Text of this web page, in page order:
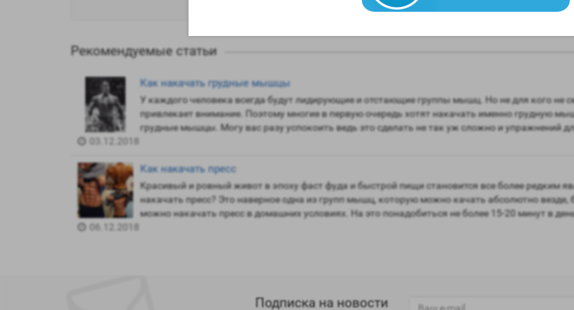
Рекомендуемые статьи
Как накачать грудные мышцы
У каждого человека всегда будут лидирующие и отстающие группы мышц. Но не для кого не
привлекает внимание. Поэтому многие в первую очередь хотят накачать именно грудную
грудные мышцы. Могу вас разу успокоить ведь это сделать не так уж сложно и упражнений
03.12.2018
Как накачать пресс
Красивый и ровный живот в эпоху фаст фуда и быстрой пищи становится все более редким
накачать пресс? Это наверное одна из групп мышц, которую можно качать абсолютно
можно накачать пресс в домашних условиях. На это понадобиться не более 15-20 минут в
06.12.2018
Подписка на новости